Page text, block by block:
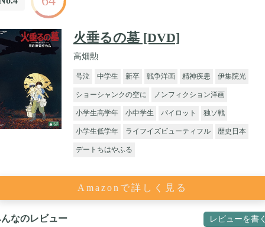
火垂るの墓 [DVD]
高畑勲
号泣 中学生 新卒 戦争洋画 精神疾患 伊集院光
ショーシャンクの空に ノンフィクション洋画
小学生高学年 小中学生 パイロット 独ソ戦
小学生低学年 ライフイズビューティフル 歴史日本
デートちはやふる
Amazonで詳しく見る
なのレビュー レビューを書